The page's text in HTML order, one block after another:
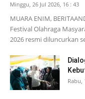
Minggu, 26 Jul 2026, 16 : 43
MUARA ENIM,
Festival Olahraga
2026 resmi diluncurkan
Rabu,